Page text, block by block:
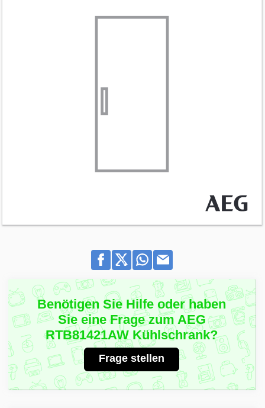
Benötigen Sie Hilfe oder haben
Sie eine Frage zum AEG
RTB81421AW Kühlschrank?
Frage stellen